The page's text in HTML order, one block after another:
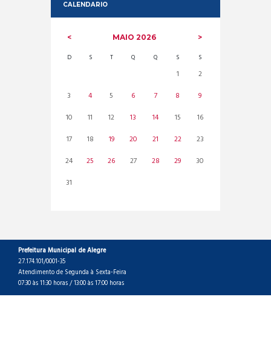
CALENDARIO
MAIO 2026
D S T Q Q S S
1
2
3
4 5 6 7 8
9
10
11 12 13 14 15
16
17
18 19 20 21 22
23
24
25 26 27 28 29
30
31
Prefeitura Municipal de Alegre
27.174.101/0001-35
Atendimento de Segunda à Sexta-Feira
07:30 às 11:30 horas / 13:00 às 17:00 horas